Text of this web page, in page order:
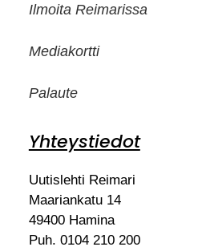
Ilmoita Reimarissa
Mediakortti
Palaute
Yhteystiedot
Uutislehti Reimari
Maariankatu 14
49400 Hamina
Puh. 0104 210 200